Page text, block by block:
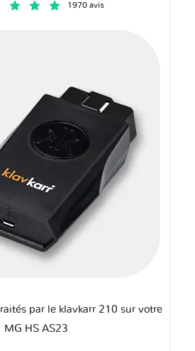
1970 avis
par le klavkarr 210 sur votre
MG HS AS23